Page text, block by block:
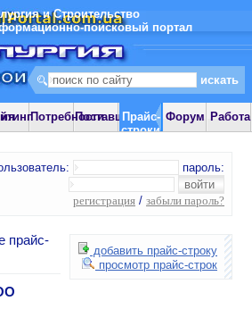
и Строительство
поисковый портал
ПотребностиПоставщики
Прайс-
строки
Форум Работа
пароль:
регистрация / забыли пароль?
добавить прайс-строку
просмотр прайс-строк
прайс-